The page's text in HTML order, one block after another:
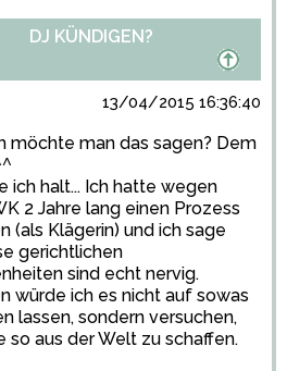
DJ KÜNDIGEN?
13/04/2015 16:36:40
möchte man das sagen? Dem
ich halt... Ich hatte wegen
2 Jahre lang einen Prozess
(als Klägerin) und ich sage
gerichtlichen
sind echt nervig.
würde ich es nicht auf sowas
lassen, sondern versuchen,
so aus der Welt zu schaffen.